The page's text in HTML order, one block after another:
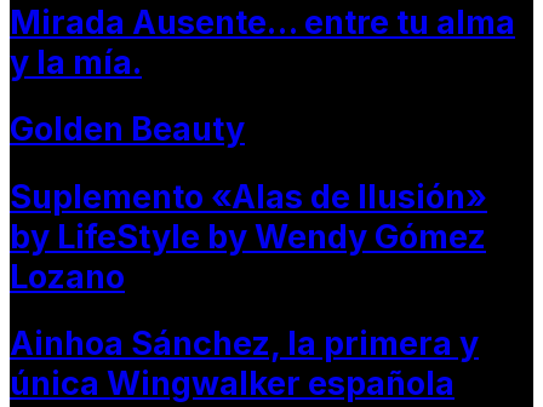
Mirada Ausente… entre tu alma
y la mía.
Golden Beauty
Suplemento «Alas de Ilusión»
by LifeStyle by Wendy Gómez
Lozano
Ainhoa Sánchez, la primera y
única Wingwalker española